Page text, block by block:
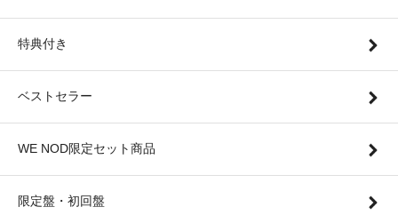
特典付き
ベストセラー
WE NOD限定セット商品
限定盤・初回盤